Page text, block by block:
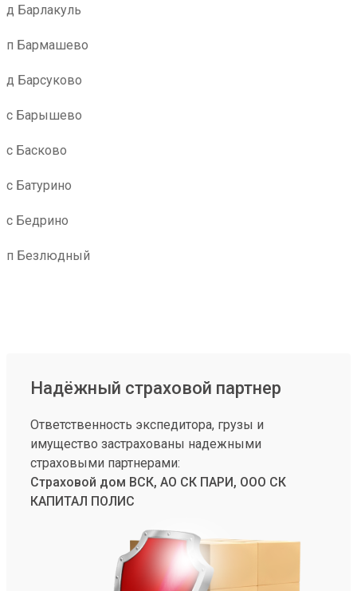
д Барлакуль
п Бармашево
д Барсуково
с Барышево
с Басково
с Батурино
с Бедрино
п Безлюдный
Надёжный страховой партнер
Ответственность экспедитора, грузы и
имущество застрахованы надежными
страховыми партнерами:
Страховой дом ВСК, АО СК ПАРИ, ООО СК
КАПИТАЛ ПОЛИС